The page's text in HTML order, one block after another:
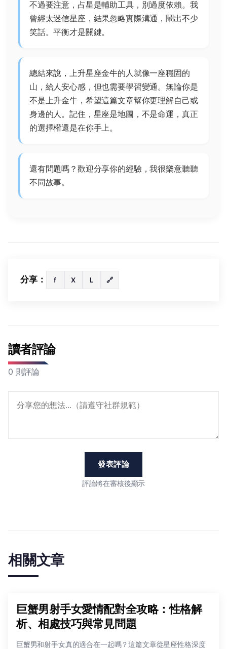
不過要注意，占星是輔助工具，別過度依賴。我
曾經太迷信星座，結果忽略實際溝通，鬧出不少
笑話。平衡才是關鍵。
總結來說，上升星座金牛的人就像一座穩固的
山，給人安心感，但也需要學習變通。無論你是
不是上升金牛，希望這篇文章幫你更理解自己或
身邊的人。記住，星座是地圖，不是命運，真正
的選擇權還是在你手上。
還有問題嗎？歡迎分享你的經驗，我很樂意聽聽
不同故事。
分享： f X L 🔗
讀者評論
0 則評論
發表評論
評論將在審核後顯示
相關文章
巨蟹男射手女愛情配對全攻略：性格解
析、相處技巧與常見問題
巨蟹男和射手女真的適合在一起嗎？這篇文章從星座性格深度